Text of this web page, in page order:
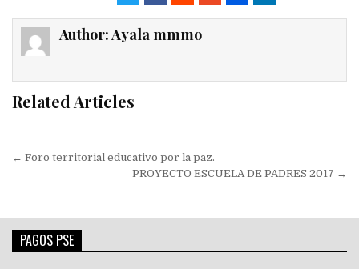
Author:Ayala mmmo
Related Articles
Navegación
← Foro territorial educativo por la paz.
PROYECTO ESCUELA DE PADRES 2017 →
PAGOS PSE